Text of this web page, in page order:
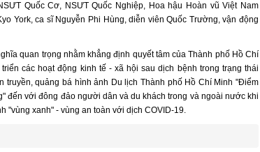
Quốc Cơ, NSƯT Quốc Nghiệp, Hoa hậu Hoàn vũ Việt Nam
York, ca sĩ Nguyễn Phi Hùng, diễn viên Quốc Trường, vận động
quan trọng nhằm khẳng định quyết tâm của Thành phố Hồ Chí
các hoạt động kinh tế - xã hội sau dịch bệnh trong trạng thái
truyền, quảng bá hình ảnh Du lịch Thành phố Hồ Chí Minh "Điểm
đến với đông đảo người dân và du khách trong và ngoài nước khi
"vùng xanh" - vùng an toàn với dịch COVID-19.